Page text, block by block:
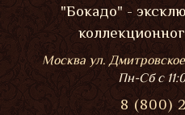
"Бокадо" -
Москва ул.
Пн-Сбс
8 (800)